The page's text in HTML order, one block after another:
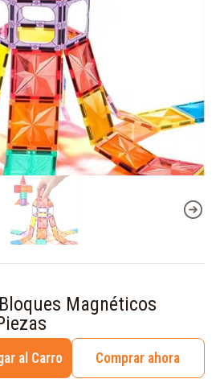
Magnéticos
al Carro Comprar ahora